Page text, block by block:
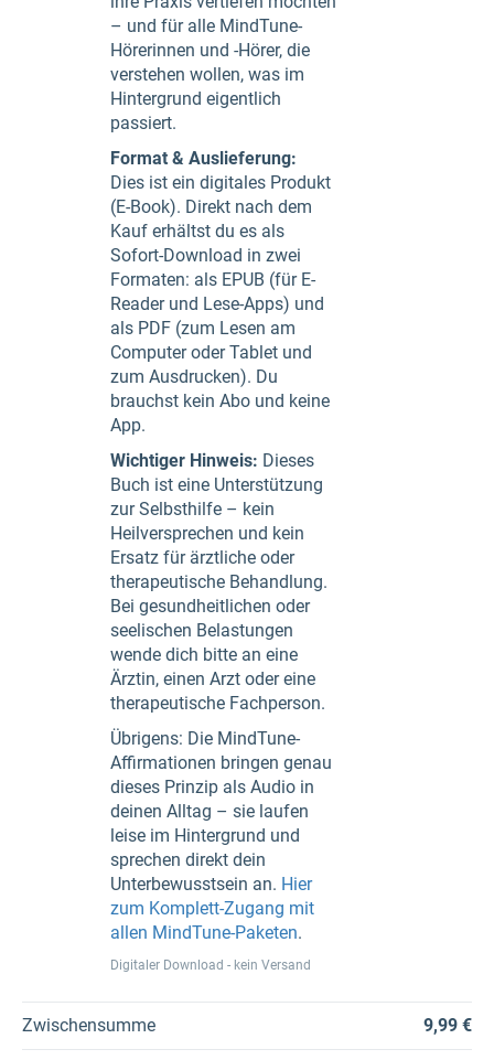
– und für alle MindTune-
Hörerinnen und -Hörer, die
verstehen wollen, was im
Hintergrund eigentlich
passiert.
Format & Auslieferung:
Dies ist ein digitales Produkt
(E-Book). Direkt nach dem
Kauf erhältst du es als
Sofort-Download in zwei
Formaten: als EPUB (für E-
Reader und Lese-Apps) und
als PDF (zum Lesen am
Computer oder Tablet und
zum Ausdrucken). Du
brauchst kein Abo und keine
App.
Wichtiger Hinweis: Dieses
Buch ist eine Unterstützung
zur Selbsthilfe – kein
Heilversprechen und kein
Ersatz für ärztliche oder
therapeutische Behandlung.
Bei gesundheitlichen oder
seelischen Belastungen
wende dich bitte an eine
Ärztin, einen Arzt oder eine
therapeutische Fachperson.
Übrigens: Die MindTune-
Affirmationen bringen genau
dieses Prinzip als Audio in
deinen Alltag – sie laufen
leise im Hintergrund und
sprechen direkt dein
Unterbewusstsein an. Hier
zum Komplett-Zugang mit
allen MindTune-Paketen.
Digitaler Download - kein Versand
Zwischensumme 9,99 €